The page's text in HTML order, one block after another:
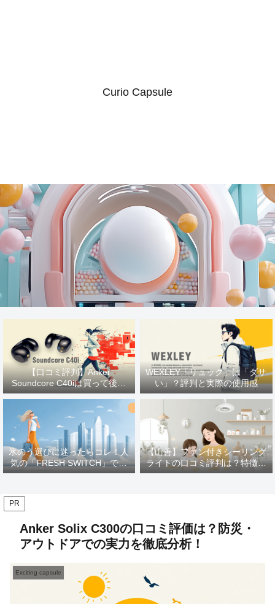
Curio Capsule
【口コミ評判】Anker
Soundcore C40iは買って後悔
する？ 使用感をレビュー
WEXLEY「リュック」は「ダサ
い」？評判と実際の使用感
氷のう選びに迷ったらコレ！人
気の「FRESH SWITCH」で猛
暑を乗り切る
【山善】ファン付きシーリング
ライトの口コミ評判は？特徴や
メリットを徹底解説！
PR
Anker Solix C300の口コミ評価は？防災・
アウトドアでの実力を徹底分析！
Exciting capsule